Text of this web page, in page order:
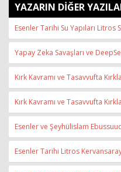
YAZARIN DİĞER
Esenler Tarihi Su Yapıları Litros
Yapay Zeka Savaşları ve
Kırk Kavramı ve Tasavvufta
Kırk Kavramı ve Tasavvufta
Esenler ve Şeyhülislam
Esenler Tarihi Litros